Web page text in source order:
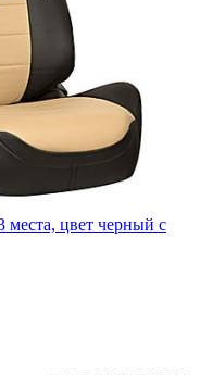
места, цвет черный с